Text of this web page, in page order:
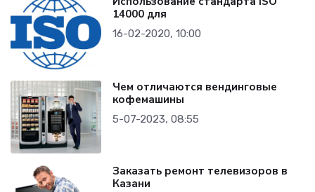
14000 для
16-02-2020, 10:00
Чем отличаются вендинговые
кофемашины
5-07-2023, 08:55
Заказать ремонт телевизоров в
Казани